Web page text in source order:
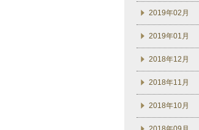
2019年02月
2019年01月
2018年12月
2018年11月
2018年10月